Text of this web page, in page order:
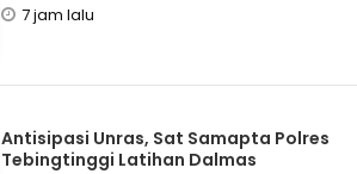
7 jam lalu
Antisipasi Unras, Sat Samapta Polres
Tebingtinggi Latihan Dalmas